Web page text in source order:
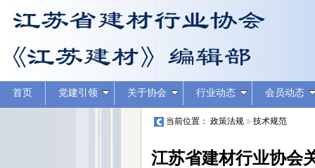
首页 党建引领 关于协会 行业动态 会员动态
当前位置： 政策法规 技术规范
江苏省建材行业协会